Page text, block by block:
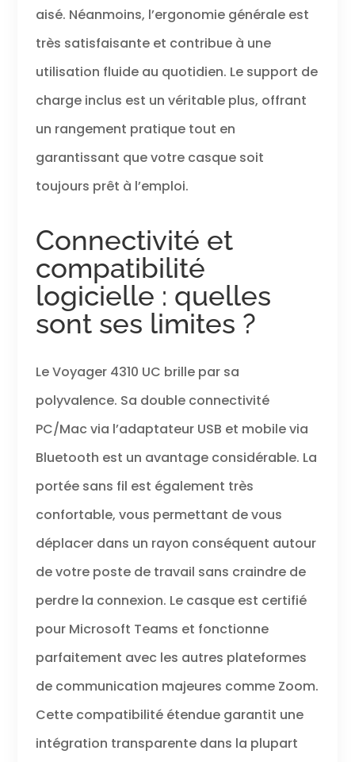
aisé. Néanmoins, l’ergonomie générale est
très satisfaisante et contribue à une
utilisation fluide au quotidien. Le support de
charge inclus est un véritable plus, offrant
un rangement pratique tout en
garantissant que votre casque soit
toujours prêt à l’emploi.
Connectivité et
compatibilité
logicielle : quelles
sont ses limites ?
Le Voyager 4310 UC brille par sa
polyvalence. Sa double connectivité
PC/Mac via l’adaptateur USB et mobile via
Bluetooth est un avantage considérable. La
portée sans fil est également très
confortable, vous permettant de vous
déplacer dans un rayon conséquent autour
de votre poste de travail sans craindre de
perdre la connexion. Le casque est certifié
pour Microsoft Teams et fonctionne
parfaitement avec les autres plateformes
de communication majeures comme Zoom.
Cette compatibilité étendue garantit une
intégration transparente dans la plupart